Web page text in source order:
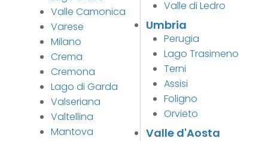
Valle Camonica
Varese
Milano
Crema
Cremona
Lago di Garda
Valseriana
Valtellina
Mantova
Valle di Ledro
Umbria
Perugia
Lago Trasimeno
Terni
Assisi
Foligno
Orvieto
Valle d'Aosta